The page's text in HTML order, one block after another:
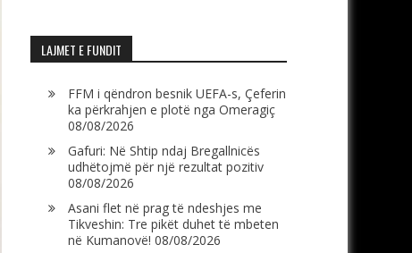
LAJMET E FUNDIT
FFM i qëndron besnik UEFA-s, Çeferin
ka përkrahjen e plotë nga Omeragiç
08/08/2026
Gafuri: Në Shtip ndaj Bregallnicës
udhëtojmë për një rezultat pozitiv
08/08/2026
Asani flet në prag të ndeshjes me
Tikveshin: Tre pikët duhet të mbeten
në Kumanovë! 08/08/2026